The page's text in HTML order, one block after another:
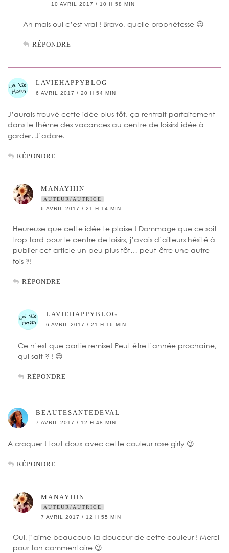
10 AVRIL 2017 / 10 H 58 MIN
Ah mais oui c’est vrai ! Bravo, quelle prophétesse 😉
RÉPONDRE
LAVIEHAPPYBLOG
6 AVRIL 2017 / 20 H 54 MIN
J’aurais trouvé cette idée plus tôt, ça rentrait parfaitement
dans le thème des vacances au centre de loisirs! idée à
garder. J’adore.
RÉPONDRE
MANAYIIIN
AUTEUR/AUTRICE
6 AVRIL 2017 / 21 H 14 MIN
Heureuse que cette idée te plaise ! Dommage que ce soit
trop tard pour le centre de loisirs, j’avais d’ailleurs hésité à
publier cet article un peu plus tôt… peut-être une autre
fois ?!
RÉPONDRE
LAVIEHAPPYBLOG
6 AVRIL 2017 / 21 H 16 MIN
Ce n’est que partie remise! Peut être l’année prochaine,
qui sait ? ! 😊
RÉPONDRE
BEAUTESANTEDEVAL
7 AVRIL 2017 / 12 H 48 MIN
A croquer ! tout doux avec cette couleur rose girly 😉
RÉPONDRE
MANAYIIIN
AUTEUR/AUTRICE
7 AVRIL 2017 / 12 H 55 MIN
Oui, j’aime beaucoup la douceur de cette couleur ! Merci
pour ton commentaire 😉